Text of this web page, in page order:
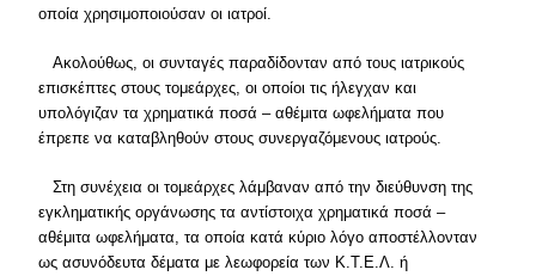
οποία χρησιμοποιούσαν οι ιατροί.
Ακολούθως, οι συνταγές παραδίδονταν από τους ιατρικούς
επισκέπτες στους τομεάρχες, οι οποίοι τις ήλεγχαν και
υπολόγιζαν τα χρηματικά ποσά – αθέμιτα ωφελήματα που
έπρεπε να καταβληθούν στους συνεργαζόμενους ιατρούς.
Στη συνέχεια οι τομεάρχες λάμβαναν από την διεύθυνση της
εγκληματικής οργάνωσης τα αντίστοιχα χρηματικά ποσά –
αθέμιτα ωφελήματα, τα οποία κατά κύριο λόγο αποστέλλονταν
ως ασυνόδευτα δέματα με λεωφορεία των Κ.Τ.Ε.Λ. ή